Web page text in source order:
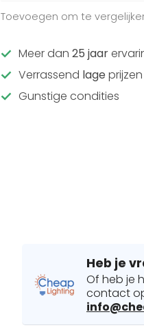
Toevoegen om te
Meer dan25 jaar
Verrassend lage prijzen
Gunstige condities
Heb je
Of heb je
contact